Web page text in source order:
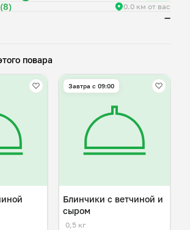
(8) 0.0 км от вас
—
повара
Завтра c 09:00
Блинчики с ветчиной и
сыром
0,5 кг